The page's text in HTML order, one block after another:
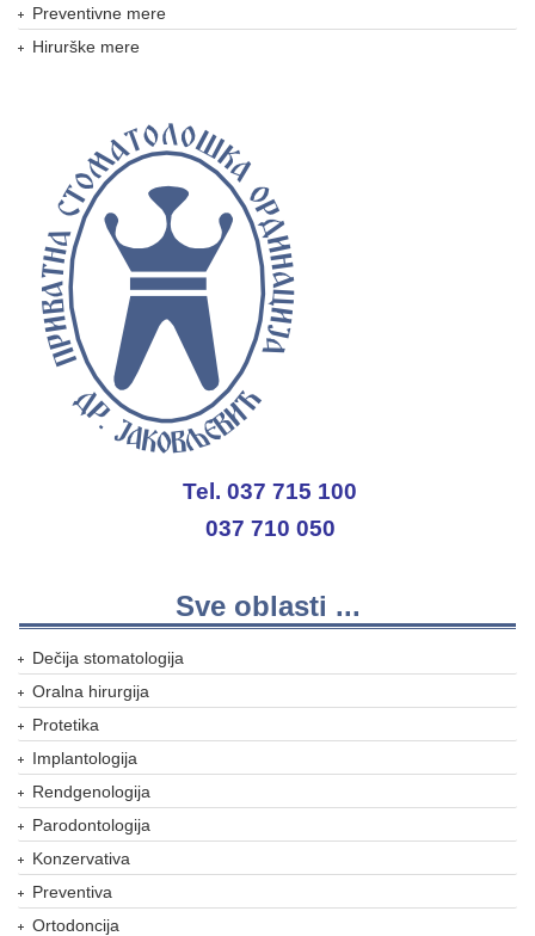
Preventivne mere
Hirurške mere
Tel. 037 715 100
037 710 050
Sve oblasti ...
Dečija stomatologija
Oralna hirurgija
Protetika
Implantologija
Rendgenologija
Parodontologija
Konzervativa
Preventiva
Ortodoncija